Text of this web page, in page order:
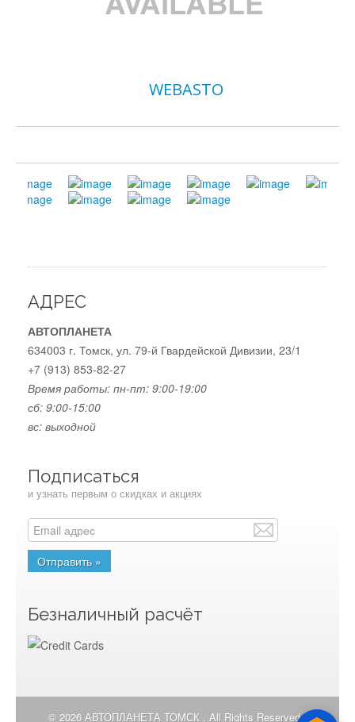
WEBASTO
АДРЕС
АВТОПЛАНЕТА
634003 г. Томск, ул. 79-й Гвардейской Дивизии, 23/1
+7 (913) 853-82-27
Время работы: пн-пт: 9:00-19:00
сб: 9:00-15:00
вс: выходной
Подписаться
и узнать первым о скидках и акциях
Безналичный расчёт
© 2026 АВТОПЛАНЕТА ТОМСК . All Rights Reserved.